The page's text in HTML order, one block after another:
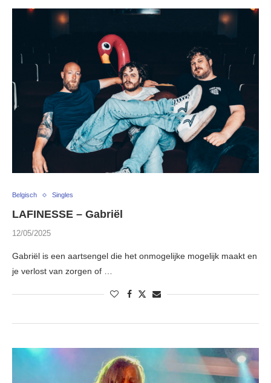
Belgisch Singles
LAFINESSE – Gabriël
12/05/2025
Gabriël is een aartsengel die het onmogelijke mogelijk maakt en
je verlost van zorgen of …